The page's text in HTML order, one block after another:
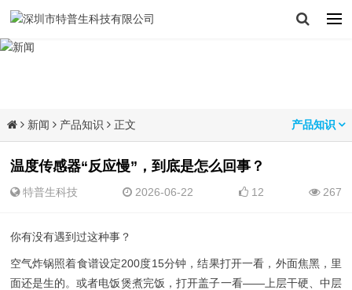
新闻 产品知识 正文 产品知识
温度传感器“反应慢”，到底是怎么回事？
特普生科技 2026-06-22 12 267
你有没有遇到过这种事？
空气炸锅照着食谱设定200度15分钟，结果打开一看，外面焦黑，里
面还是生的。或者电饭煲煮完饭，打开盖子一看——上层干硬、中层